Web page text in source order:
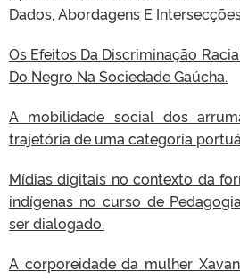
Dados, Abordagens E
Os Efeitos Da Discriminação
Do Negro Na Sociedade Gaúcha.
A mobilidade social dos
trajetória de uma categoria
Mídias digitais no contexto da
indígenas no curso de
ser dialogado.
A corporeidade da mulher